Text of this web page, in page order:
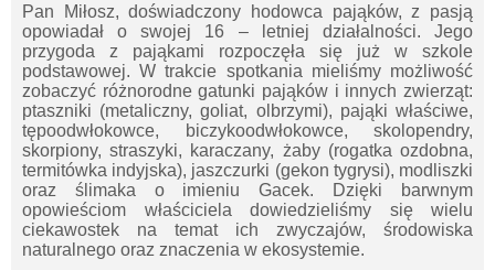
Pan Miłosz, doświadczony hodowca pająków, z pasją
opowiadał o swojej 16 – letniej działalności. Jego
przygoda z pająkami rozpoczęła się już w szkole
podstawowej. W trakcie spotkania mieliśmy możliwość
zobaczyć różnorodne gatunki pająków i innych zwierząt:
ptaszniki (metaliczny, goliat, olbrzymi), pająki właściwe,
tępoodwłokowce, biczykoodwłokowce, skolopendry,
skorpiony, straszyki, karaczany, żaby (rogatka ozdobna,
termitówka indyjska), jaszczurki (gekon tygrysi), modliszki
oraz ślimaka o imieniu Gacek. Dzięki barwnym
opowieściom właściciela dowiedzieliśmy się wielu
ciekawostek na temat ich zwyczajów, środowiska
naturalnego oraz znaczenia w ekosystemie.